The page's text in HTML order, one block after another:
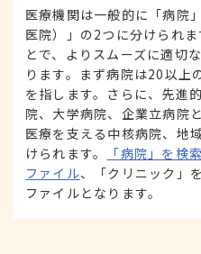
医療機関は一般的に「病院
医院）」の2つに分けられ
とで、よりスムーズに適切
ります。まず病院は20以上
を指します。さらに、先進
院、大学病院、企業立病院
医療を支える中核病院、地
けられます。
「病院」を検
ファイル、「クリニック」
ファイルとなります。